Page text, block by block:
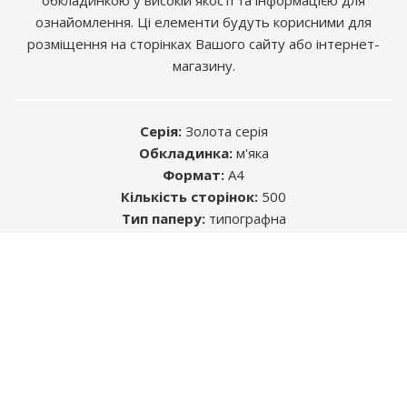
Розміщуючи рекламу в книгах, Ви знаходите
ознайомлення. Ці елементи будуть корисними для
розміщення на сторінках Вашого сайту або інтернет-
магазину.
Серія:Золота серія
Обкладинка:м'яка
Формат: А4
Кількість сторінок: 500
Тип паперу:типографна